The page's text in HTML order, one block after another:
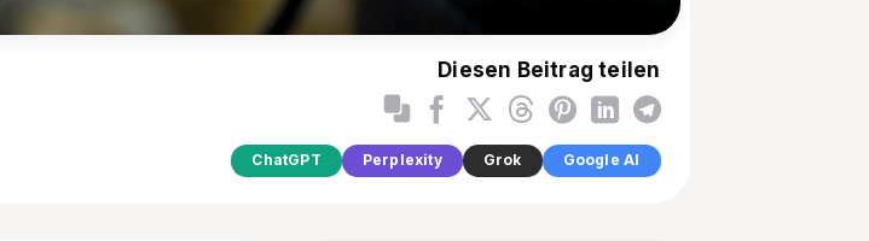
Diesen Beitrag teilen
ChatGPT Perplexity Grok Google AI